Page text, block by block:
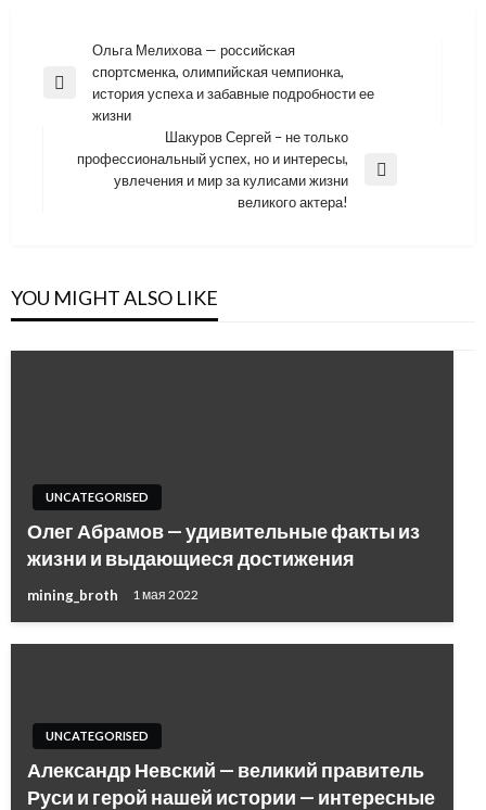
Навигация
по
записям
Previous
Ольга Мелихова — российская
спортсменка, олимпийская чемпионка,
история успеха и забавные подробности ее
жизни
Шакуров Сергей – не только
профессиональный успех, но и интересы,
увлечения и мир за кулисами жизни
великого актера!
YOU MIGHT ALSO LIKE
UNCATEGORISED
Олег Абрамов — удивительные факты из
жизни и выдающиеся достижения
mining_broth 1 мая 2022
UNCATEGORISED
Александр Невский — великий правитель
Руси и герой нашей истории — интересные